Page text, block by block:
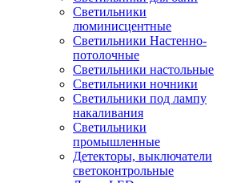
Светильники
люминисцентные
Светильники Настенно-
потолочные
Светильники настольные
Светильники ночники
Светильники под лампу
накаливания
Светильники
промышленные
Детекторы, выключатели
светоконтрольные